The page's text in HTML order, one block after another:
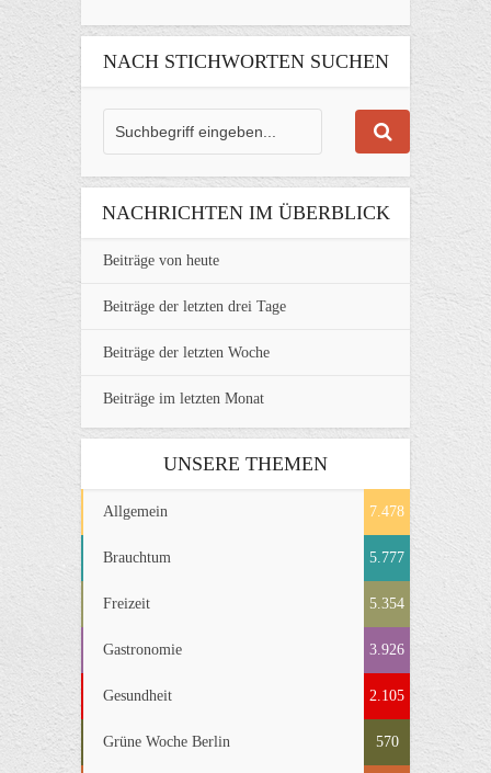
NACH STICHWORTEN SUCHEN
NACHRICHTEN IM ÜBERBLICK
Beiträge von heute
Beiträge der letzten drei Tage
Beiträge der letzten Woche
Beiträge im letzten Monat
UNSERE THEMEN
Allgemein 7.478
Brauchtum 5.777
Freizeit 5.354
Gastronomie 3.926
Gesundheit 2.105
Grüne Woche Berlin 570